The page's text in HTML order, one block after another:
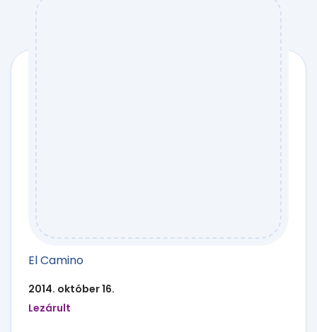
El Camino
2014. október 16.
Lezárult